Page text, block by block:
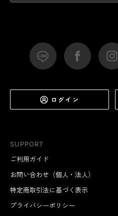
SUPPORT
ご利用ガイド
お問い合わせ（個人・法人）
特定商取引法に基づく表示
プライバシーポリシー
ログイン